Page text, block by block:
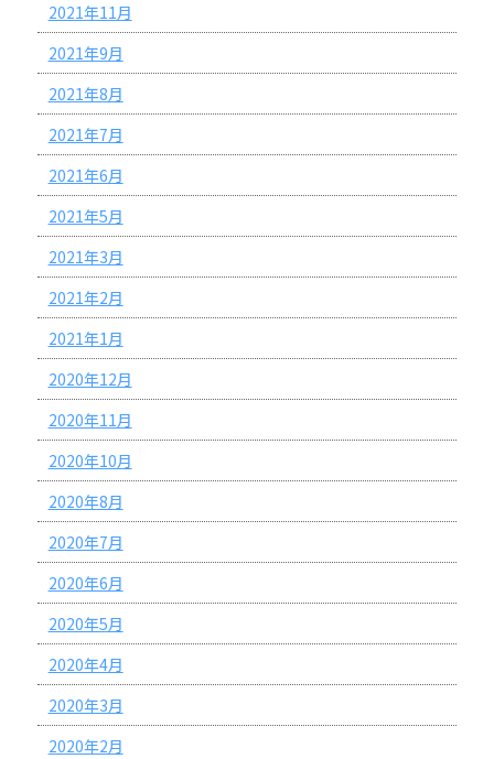
2021年11月
2021年9月
2021年8月
2021年7月
2021年6月
2021年5月
2021年3月
2021年2月
2021年1月
2020年12月
2020年11月
2020年10月
2020年8月
2020年7月
2020年6月
2020年5月
2020年4月
2020年3月
2020年2月